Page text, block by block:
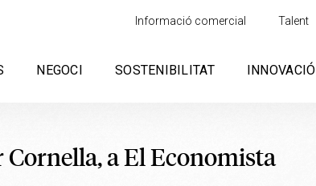
Informació comercial Talent
NEGOCI SOSTENIBILITAT INNOVACIÓ
a El Economista